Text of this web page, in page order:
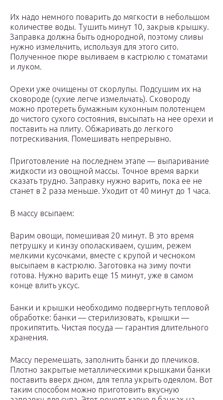
Их надо немного поварить до мягкости в небольшом
количестве воды. Тушить минут 10, закрыв крышку.
Заправка должна быть однородной, поэтому сливы
нужно измельчить, используя для этого сито.
Полученное пюре выливаем в кастрюлю с томатами
и луком.
Орехи уже очищены от скорлупы. Подсушим их на
сковороде (сухие легче измельчать). Сковороду
можно протереть бумажным кухонным полотенцем
до чистого сухого состояния, высыпать на нее орехи и
поставить на плиту. Обжаривать до легкого
потрескивания. Помешивать непрерывно.
Приготовление на последнем этапе — выпаривание
жидкости из овощной массы. Точное время варки
сказать трудно. Заправку нужно варить, пока ее не
станет в 2 раза меньше. Уходит от 40 минут до 1 часа.
В массу всыпаем:
Варим овощи, помешивая 20 минут. В это время
петрушку и кинзу ополаскиваем, сушим, режем
мелкими кусочками, вместе с крупой и чесноком
высыпаем в кастрюлю. Заготовка на зиму почти
готова. Нужно варить еще 15 минут, уже в самом
конце влить уксус.
Банки и крышки необходимо подвергнуть тепловой
обработке: банки — стерилизовать, крышки —
прокипятить. Чистая посуда — гарантия длительного
хранения.
Массу перемешать, заполнить банки до плечиков.
Плотно закрытые металлическими крышками банки
поставить вверх дном, для тепла укрыть одеялом. Вот
таким способом можно приготовить вкусную